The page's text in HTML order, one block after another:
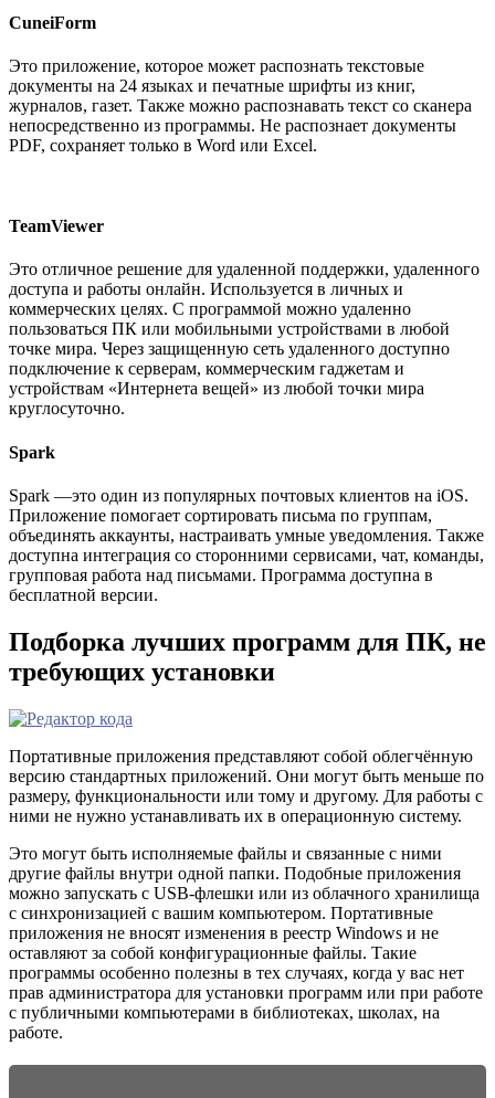
CuneiForm
Это приложение, которое может распознать текстовые
документы на 24 языках и печатные шрифты из книг,
журналов, газет. Также можно распознавать текст со сканера
непосредственно из программы. Не распознает документы
PDF, сохраняет только в Word или Excel.
TeamViewer
Это отличное решение для удаленной поддержки, удаленного
доступа и работы онлайн. Используется в личных и
коммерческих целях. С программой можно удаленно
пользоваться ПК или мобильными устройствами в любой
точке мира. Через защищенную сеть удаленного доступно
подключение к серверам, коммерческим гаджетам и
устройствам «Интернета вещей» из любой точки мира
круглосуточно.
Spark
Spark —это один из популярных почтовых клиентов на iOS.
Приложение помогает сортировать письма по группам,
объединять аккаунты, настраивать умные уведомления. Также
доступна интеграция со сторонними сервисами, чат, команды,
групповая работа над письмами. Программа доступна в
бесплатной версии.
Подборка лучших программ для ПК, не
требующих установки
Портативные приложения представляют собой облегчённую
версию стандартных приложений. Они могут быть меньше по
размеру, функциональности или тому и другому. Для работы с
ними не нужно устанавливать их в операционную систему.
Это могут быть исполняемые файлы и связанные с ними
другие файлы внутри одной папки. Подобные приложения
можно запускать с USB-флешки или из облачного хранилища
с синхронизацией с вашим компьютером. Портативные
приложения не вносят изменения в реестр Windows и не
оставляют за собой конфигурационные файлы. Такие
программы особенно полезны в тех случаях, когда у вас нет
прав администратора для установки программ или при работе
с публичными компьютерами в библиотеках, школах, на
работе.